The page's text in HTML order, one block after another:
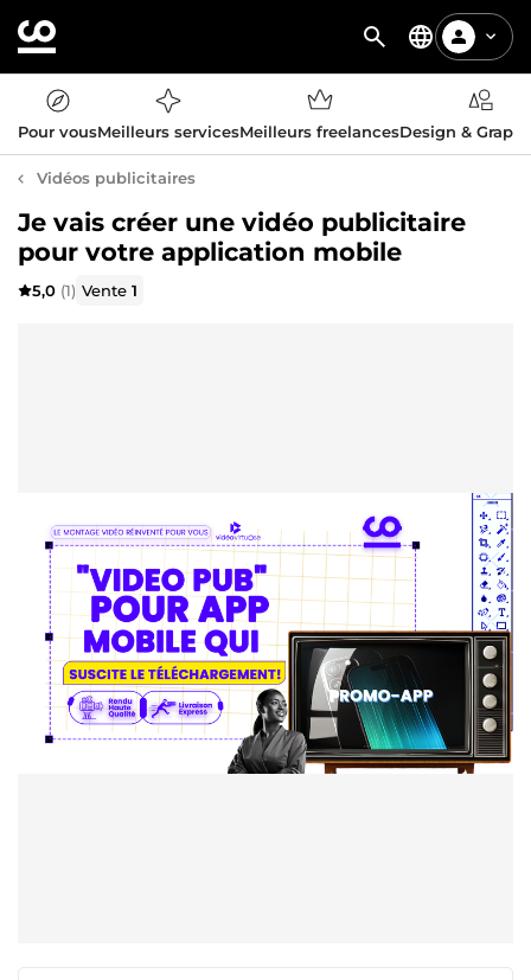
Pour vousMeilleurs servicesMeilleurs freelancesDesign &
Vidéos publicitaires
Je vais créer une vidéo publicitaire
pour votre application mobile
5,0 (1) Vente1